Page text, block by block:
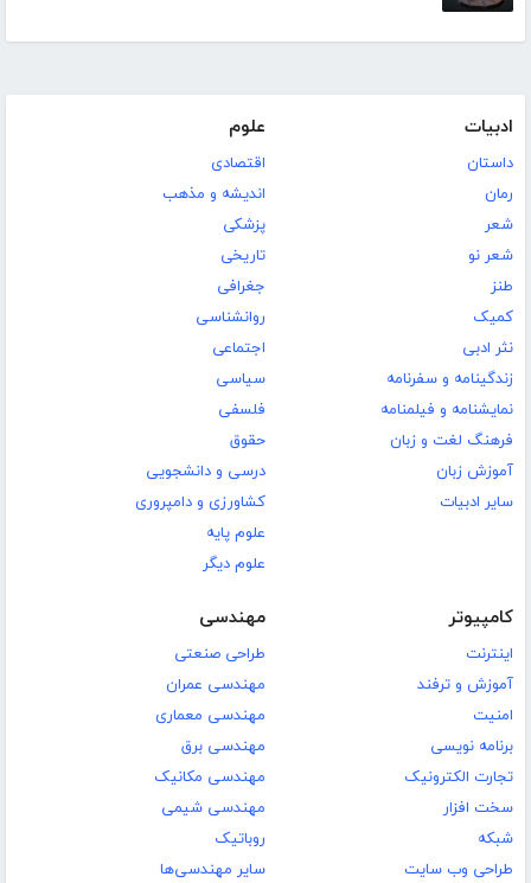
ادبیات
داستان
رمان
شعر
شعر نو
طنز
کمیک
نثر ادبی
زندگینامه و سفرنامه
نمایشنامه و فیلمنامه
فرهنگ لغت و زبان
آموزش زبان
سایر ادبیات
علوم
اقتصادی
اندیشه و مذهب
پزشکی
تاریخی
جغرافی
روانشناسی
اجتماعی
سیاسی
فلسفی
حقوق
درسی و دانشجویی
کشاورزی و دامپروری
علوم پایه
علوم دیگر
کامپیوتر
اینترنت
آموزش و ترفند
امنیت
برنامه نویسی
تجارت الکترونیک
سخت افزار
شبکه
طراحی وب سایت
مهندسی
طراحی صنعتی
مهندسی عمران
مهندسی معماری
مهندسی برق
مهندسی مکانیک
مهندسی شیمی
روباتیک
سایر مهندسی‌ها